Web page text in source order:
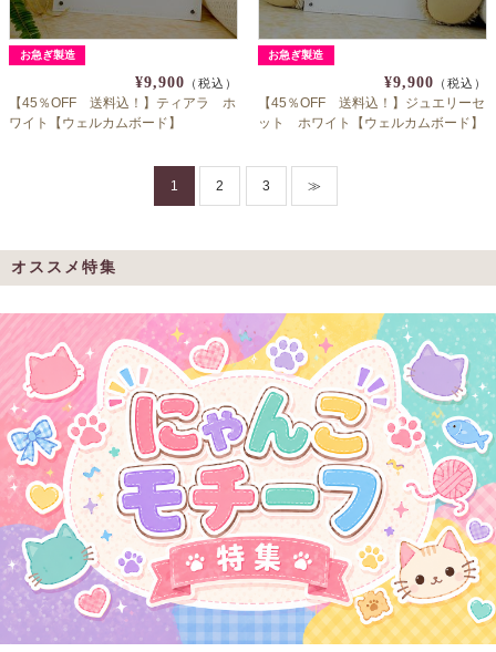
お急ぎ製造
¥9,900 （税込）
【45％OFF 送料込！】ティアラ ホ
ワイト【ウェルカムボード】
お急ぎ製造
¥9,900 （税込）
【45％OFF 送料込！】ジュエリーセ
ット ホワイト【ウェルカムボード】
1 2 3 ≫
オススメ特集